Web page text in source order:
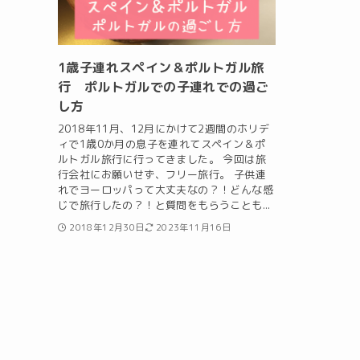
1歳子連れスペイン＆ポルトガル旅
行 ポルトガルでの子連れでの過ご
し方
2018年11月、12月にかけて2週間のホリデ
ィで1歳0か月の息子を連れてスペイン＆ポ
ルトガル旅行に行ってきました。 今回は旅
行会社にお願いせず、フリー旅行。 子供連
れでヨーロッパって大丈夫なの？！どんな感
じで旅行したの？！と質問をもらうことも...
2018年12月30日 2023年11月16日